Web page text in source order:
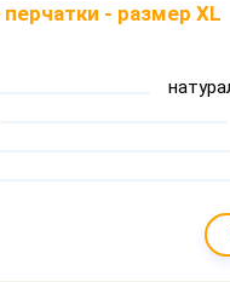
- размер XL